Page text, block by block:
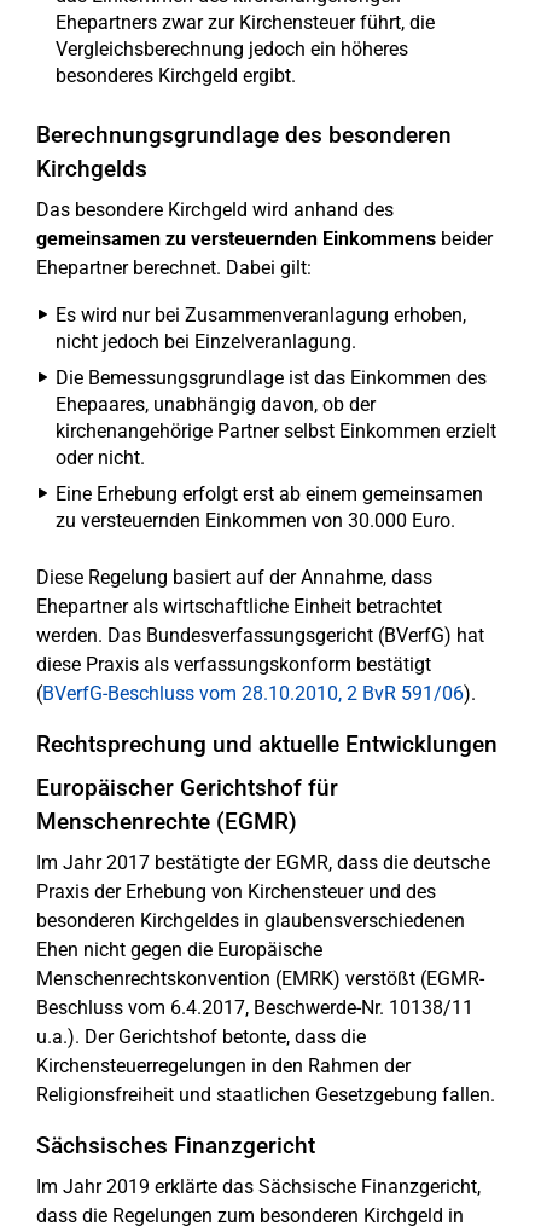
Ehepartners zwar zur Kirchensteuer führt, die
Vergleichsberechnung jedoch ein höheres
besonderes Kirchgeld ergibt.
Berechnungsgrundlage des besonderen
Kirchgelds
Das besondere Kirchgeld wird anhand des
gemeinsamen zu versteuernden Einkommens beider
Ehepartner berechnet. Dabei gilt:
Es wird nur bei Zusammenveranlagung erhoben,
nicht jedoch bei Einzelveranlagung.
Die Bemessungsgrundlage ist das Einkommen des
Ehepaares, unabhängig davon, ob der
kirchenangehörige Partner selbst Einkommen erzielt
oder nicht.
Eine Erhebung erfolgt erst ab einem gemeinsamen
zu versteuernden Einkommen von 30.000 Euro.
Diese Regelung basiert auf der Annahme, dass
Ehepartner als wirtschaftliche Einheit betrachtet
werden. Das Bundesverfassungsgericht (BVerfG) hat
diese Praxis als verfassungskonform bestätigt
(BVerfG-Beschluss vom 28.10.2010, 2 BvR 591/06).
Rechtsprechung und aktuelle Entwicklungen
Europäischer Gerichtshof für
Menschenrechte (EGMR)
Im Jahr 2017 bestätigte der EGMR, dass die deutsche
Praxis der Erhebung von Kirchensteuer und des
besonderen Kirchgeldes in glaubensverschiedenen
Ehen nicht gegen die Europäische
Menschenrechtskonvention (EMRK) verstößt (EGMR-
Beschluss vom 6.4.2017, Beschwerde-Nr. 10138/11
u.a.). Der Gerichtshof betonte, dass die
Kirchensteuerregelungen in den Rahmen der
Religionsfreiheit und staatlichen Gesetzgebung fallen.
Sächsisches Finanzgericht
Im Jahr 2019 erklärte das Sächsische Finanzgericht,
dass die Regelungen zum besonderen Kirchgeld in